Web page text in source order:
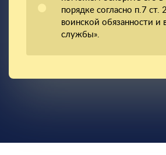
порядке согласно п.7
воинской обязанности и
службы».